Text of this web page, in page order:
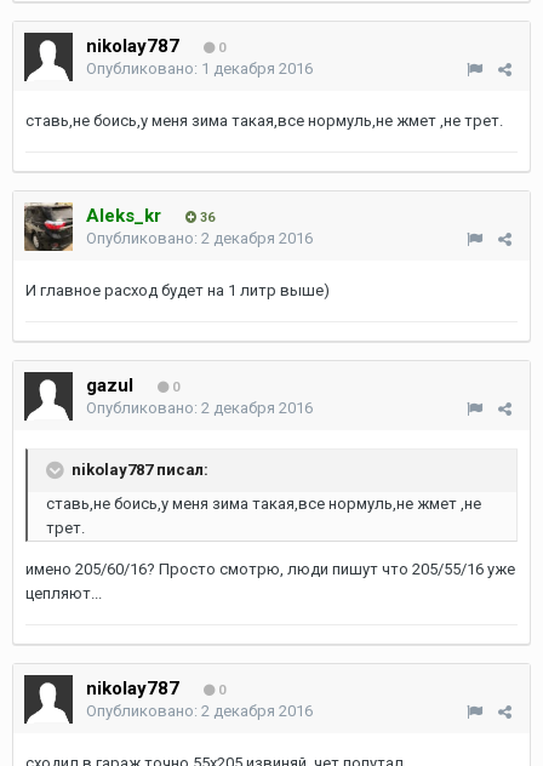
nikolay787 0
Опубликовано: 1 декабря 2016
ставь,не боись,у меня зима такая,все нормуль,не жмет ,не трет.
Aleks_kr 36
Опубликовано: 2 декабря 2016
И главное расход будет на 1 литр выше)
gazul 0
Опубликовано: 2 декабря 2016
nikolay787 писал:
ставь,не боись,у меня зима такая,все нормуль,не жмет ,не
трет.
имено 205/60/16? Просто смотрю, люди пишут что 205/55/16 уже
цепляют...
nikolay787 0
Опубликовано: 2 декабря 2016